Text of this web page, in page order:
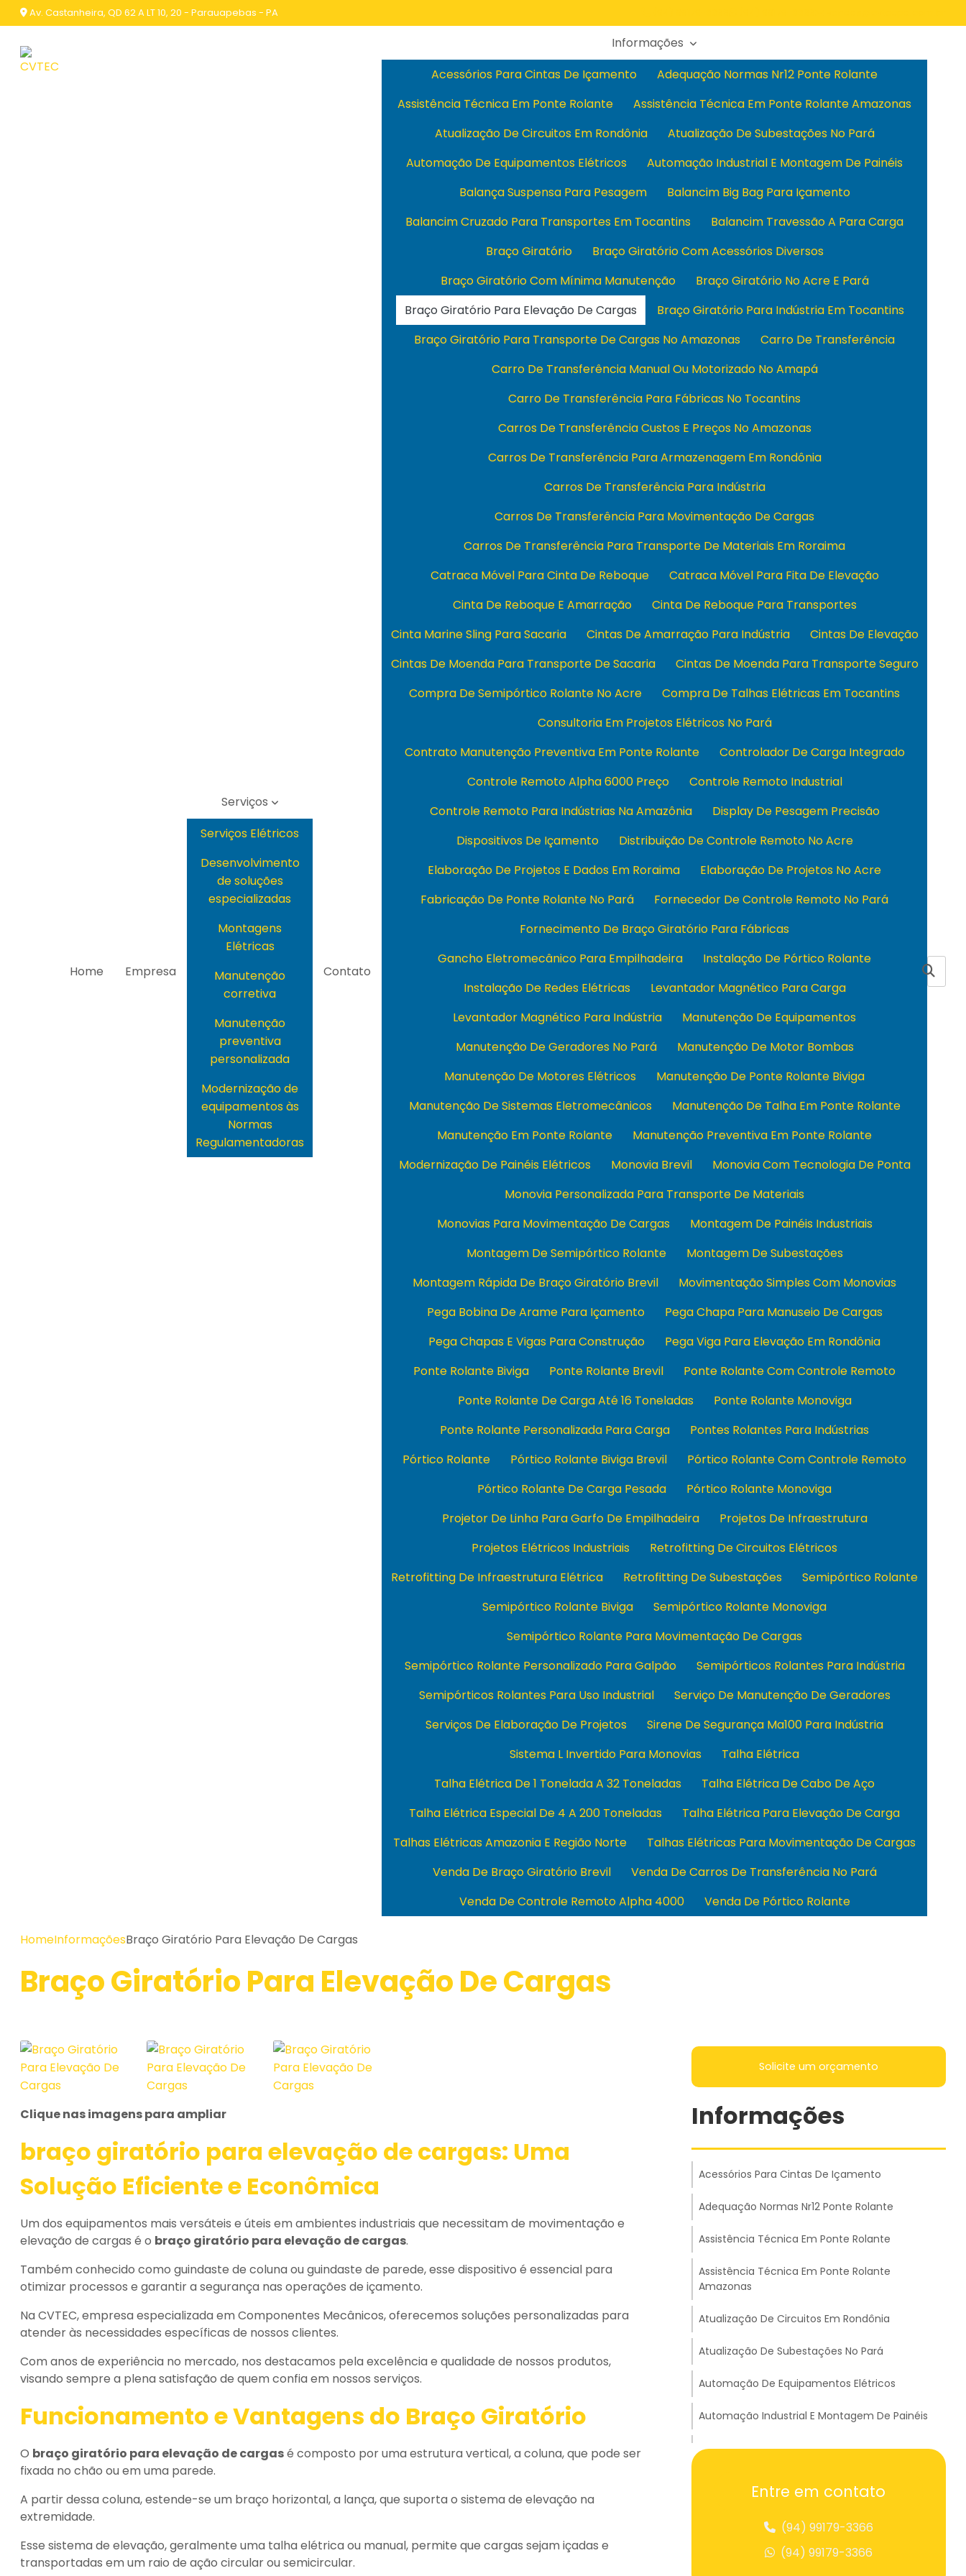
Av. Castanheira, QD 62 A LT 10, 20 - Parauapebas - PA
Home Empresa
Serviços
Serviços Elétricos
Desenvolvimento
de soluções
especializadas
Montagens
Elétricas
Manutenção
corretiva
Manutenção
preventiva
personalizada
Modernização de
equipamentos às
Normas
Regulamentadoras
Contato
Informações
Acessórios Para Cintas De Içamento
Adequação Normas Nr12 Ponte Rolante
Assistência Técnica Em Ponte Rolante
Assistência Técnica Em Ponte Rolante Amazonas
Atualização De Circuitos Em Rondônia
Atualização De Subestações No Pará
Automação De Equipamentos Elétricos
Automação Industrial E Montagem De Painéis
Balança Suspensa Para Pesagem
Balancim Big Bag Para Içamento
Balancim Cruzado Para Transportes Em Tocantins
Balancim Travessão A Para Carga
Braço Giratório
Braço Giratório Com Acessórios Diversos
Braço Giratório Com Mínima Manutenção
Braço Giratório No Acre E Pará
Braço Giratório Para Elevação De Cargas
Braço Giratório Para Indústria Em Tocantins
Braço Giratório Para Transporte De Cargas No Amazonas
Carro De Transferência
Carro De Transferência Manual Ou Motorizado No Amapá
Carro De Transferência Para Fábricas No Tocantins
Carros De Transferência Custos E Preços No Amazonas
Carros De Transferência Para Armazenagem Em Rondônia
Carros De Transferência Para Indústria
Carros De Transferência Para Movimentação De Cargas
Carros De Transferência Para Transporte De Materiais Em Roraima
Catraca Móvel Para Cinta De Reboque
Catraca Móvel Para Fita De Elevação
Cinta De Reboque E Amarração
Cinta De Reboque Para Transportes
Cinta Marine Sling Para Sacaria
Cintas De Amarração Para Indústria
Cintas De Elevação
Cintas De Moenda Para Transporte De Sacaria
Cintas De Moenda Para Transporte Seguro
Compra De Semipórtico Rolante No Acre
Compra De Talhas Elétricas Em Tocantins
Consultoria Em Projetos Elétricos No Pará
Contrato Manutenção Preventiva Em Ponte Rolante
Controlador De Carga Integrado
Controle Remoto Alpha 6000 Preço
Controle Remoto Industrial
Controle Remoto Para Indústrias Na Amazônia
Display De Pesagem Precisão
Dispositivos De Içamento
Distribuição De Controle Remoto No Acre
Elaboração De Projetos E Dados Em Roraima
Elaboração De Projetos No Acre
Fabricação De Ponte Rolante No Pará
Fornecedor De Controle Remoto No Pará
Fornecimento De Braço Giratório Para Fábricas
Gancho Eletromecânico Para Empilhadeira
Instalação De Pórtico Rolante
Instalação De Redes Elétricas
Levantador Magnético Para Carga
Levantador Magnético Para Indústria
Manutenção De Equipamentos
Manutenção De Geradores No Pará
Manutenção De Motor Bombas
Manutenção De Motores Elétricos
Manutenção De Ponte Rolante Biviga
Manutenção De Sistemas Eletromecânicos
Manutenção De Talha Em Ponte Rolante
Manutenção Em Ponte Rolante
Manutenção Preventiva Em Ponte Rolante
Modernização De Painéis Elétricos
Monovia Brevil
Monovia Com Tecnologia De Ponta
Monovia Personalizada Para Transporte De Materiais
Monovias Para Movimentação De Cargas
Montagem De Painéis Industriais
Montagem De Semipórtico Rolante
Montagem De Subestações
Montagem Rápida De Braço Giratório Brevil
Movimentação Simples Com Monovias
Pega Bobina De Arame Para Içamento
Pega Chapa Para Manuseio De Cargas
Pega Chapas E Vigas Para Construção
Pega Viga Para Elevação Em Rondônia
Ponte Rolante Biviga
Ponte Rolante Brevil
Ponte Rolante Com Controle Remoto
Ponte Rolante De Carga Até 16 Toneladas
Ponte Rolante Monoviga
Ponte Rolante Personalizada Para Carga
Pontes Rolantes Para Indústrias
Pórtico Rolante
Pórtico Rolante Biviga Brevil
Pórtico Rolante Com Controle Remoto
Pórtico Rolante De Carga Pesada
Pórtico Rolante Monoviga
Projetor De Linha Para Garfo De Empilhadeira
Projetos De Infraestrutura
Projetos Elétricos Industriais
Retrofitting De Circuitos Elétricos
Retrofitting De Infraestrutura Elétrica
Retrofitting De Subestações
Semipórtico Rolante
Semipórtico Rolante Biviga
Semipórtico Rolante Monoviga
Semipórtico Rolante Para Movimentação De Cargas
Semipórtico Rolante Personalizado Para Galpão
Semipórticos Rolantes Para Indústria
Semipórticos Rolantes Para Uso Industrial
Serviço De Manutenção De Geradores
Serviços De Elaboração De Projetos
Sirene De Segurança Ma100 Para Indústria
Sistema L Invertido Para Monovias
Talha Elétrica
Talha Elétrica De 1 Tonelada A 32 Toneladas
Talha Elétrica De Cabo De Aço
Talha Elétrica Especial De 4 A 200 Toneladas
Talha Elétrica Para Elevação De Carga
Talhas Elétricas Amazonia E Região Norte
Talhas Elétricas Para Movimentação De Cargas
Venda De Braço Giratório Brevil
Venda De Carros De Transferência No Pará
Venda De Controle Remoto Alpha 4000
Venda De Pórtico Rolante
HomeInformaçõesBraço Giratório Para Elevação De Cargas
Braço Giratório Para Elevação De Cargas
Clique nas imagens para ampliar
braço giratório para elevação de cargas: Uma
Solução Eficiente e Econômica
Um dos equipamentos mais versáteis e úteis em ambientes industriais que necessitam de movimentação e
elevação de cargas é o braço giratório para elevação de cargas.
Também conhecido como guindaste de coluna ou guindaste de parede, esse dispositivo é essencial para
otimizar processos e garantir a segurança nas operações de içamento.
Na CVTEC, empresa especializada em Componentes Mecânicos, oferecemos soluções personalizadas para
atender às necessidades específicas de nossos clientes.
Com anos de experiência no mercado, nos destacamos pela excelência e qualidade de nossos produtos,
visando sempre a plena satisfação de quem confia em nossos serviços.
Funcionamento e Vantagens do Braço Giratório
O braço giratório para elevação de cargasé composto por uma estrutura vertical, a coluna, que pode ser
fixada no chão ou em uma parede.
A partir dessa coluna, estende-se um braço horizontal, a lança, que suporta o sistema de elevação na
extremidade.
Esse sistema de elevação, geralmente uma talha elétrica ou manual, permite que cargas sejam içadas e
transportadas em um raio de ação circular ou semicircular.
Solicite um orçamento
Informações
Acessórios Para Cintas De Içamento
Adequação Normas Nr12 Ponte Rolante
Assistência Técnica Em Ponte Rolante
Assistência Técnica Em Ponte Rolante
Amazonas
Atualização De Circuitos Em Rondônia
Atualização De Subestações No Pará
Automação De Equipamentos Elétricos
Automação Industrial E Montagem De Painéis
Balança Suspensa Para Pesagem
Balancim Travessão A Para Carga
Entre em contato
(94) 99179-3366
(94) 99179-3366